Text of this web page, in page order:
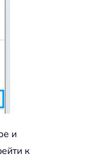
и
к